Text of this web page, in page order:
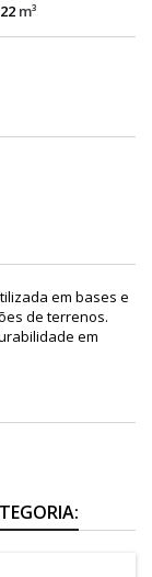
m³
em bases e
de terrenos.
em